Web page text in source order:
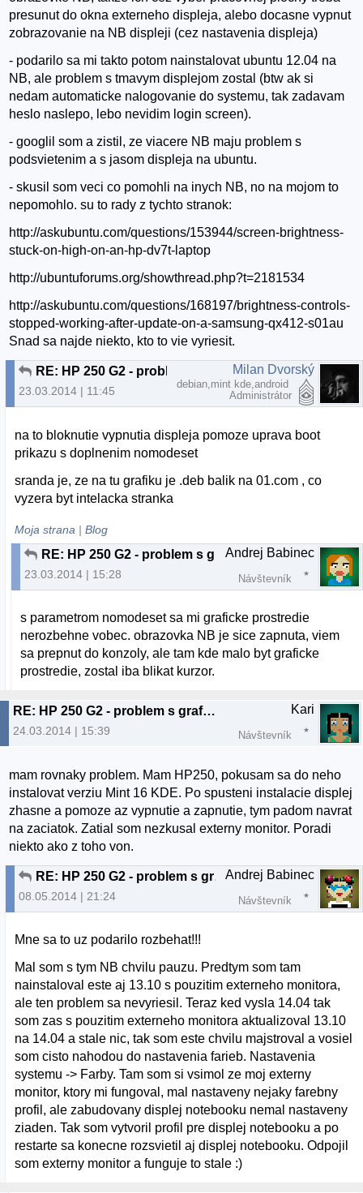
presunut do okna externeho displeja, alebo docasne vypnut
zobrazovanie na NB displeji (cez nastavenia displeja)
- podarilo sa mi takto potom nainstalovat ubuntu 12.04 na
NB, ale problem s tmavym displejom zostal (btw ak si
nedam automaticke nalogovanie do systemu, tak zadavam
heslo naslepo, lebo nevidim login screen).
- googlil som a zistil, ze viacere NB maju problem s
podsvietenim a s jasom displeja na ubuntu.
- skusil som veci co pomohli na inych NB, no na mojom to
nepomohlo. su to rady z tychto stranok:
http://askubuntu.com/questions/153944/screen-brightness-
stuck-on-high-on-an-hp-dv7t-laptop
http://ubuntuforums.org/showthread.php?t=2181534
http://askubuntu.com/questions/168197/brightness-controls-
stopped-working-after-update-on-a-samsung-qx412-s01au
Snad sa najde niekto, kto to vie vyriesit.
23.03.2014 | 11:45
Milan Dvorský
debian,mint kde,android
Administrátor
na to bloknutie vypnutia displeja pomoze uprava boot
prikazu s doplnenim nomodeset
sranda je, ze na tu grafiku je .deb balik na 01.com , co
vyzera byt intelacka stranka
Moja strana |Blog
RE: HP 250 G2 - problem s grafikou
23.03.2014 | 15:28
Andrej Babinec
Návštevník
s parametrom nomodeset sa mi graficke prostredie
nerozbehne vobec. obrazovka NB je sice zapnuta, viem
sa prepnut do konzoly, ale tam kde malo byt graficke
prostredie, zostal iba blikat kurzor.
RE: HP 250 G2 - problem s grafikou
24.03.2014 | 15:39
Kari
Návštevník
mam rovnaky problem. Mam HP250, pokusam sa do neho
instalovat verziu Mint 16 KDE. Po spusteni instalacie displej
zhasne a pomoze az vypnutie a zapnutie, tym padom navrat
na zaciatok. Zatial som nezkusal externy monitor. Poradi
niekto ako z toho von.
RE: HP 250 G2 - problem s grafikou
08.05.2014 | 21:24
Andrej Babinec
Návštevník
Mne sa to uz podarilo rozbehat!!!
Mal som s tym NB chvilu pauzu. Predtym som tam
nainstaloval este aj 13.10 s pouzitim externeho monitora,
ale ten problem sa nevyriesil. Teraz ked vysla 14.04 tak
som zas s pouzitim externeho monitora aktualizoval 13.10
na 14.04 a stale nic, tak som este chvilu majstroval a vosiel
som cisto nahodou do nastavenia farieb. Nastavenia
systemu -> Farby. Tam som si vsimol ze moj externy
monitor, ktory mi fungoval, mal nastaveny nejaky farebny
profil, ale zabudovany displej notebooku nemal nastaveny
ziaden. Tak som vytvoril profil pre displej notebooku a po
restarte sa konecne rozsvietil aj displej notebooku. Odpojil
som externy monitor a funguje to stale :)